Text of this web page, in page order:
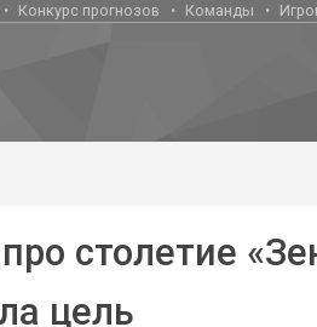
Конкурс прогнозов Команды
столетие
цель